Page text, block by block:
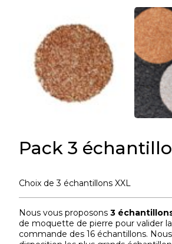
Pack 3
Choix de 3 échantillons XXL
Nous vous proposons 3
de moquette de pierre pour valider
commande des 16 échantillons.